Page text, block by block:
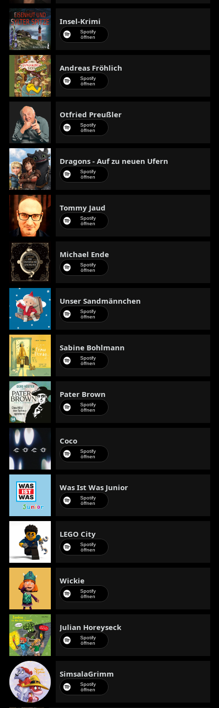
Insel-Krimi
Spotify
öffnen
Andreas Fröhlich
Spotify
öffnen
Otfried Preußler
Spotify
öffnen
Dragons - Auf zu neuen Ufern
Spotify
öffnen
Tommy Jaud
Spotify
öffnen
Michael Ende
Spotify
öffnen
Unser Sandmännchen
Spotify
öffnen
Sabine Bohlmann
Spotify
öffnen
Pater Brown
Spotify
öffnen
Coco
Spotify
öffnen
Was Ist Was Junior
Spotify
öffnen
LEGO City
Spotify
öffnen
Wickie
Spotify
öffnen
Julian Horeyseck
Spotify
öffnen
SimsalaGrimm
Spotify
öffnen